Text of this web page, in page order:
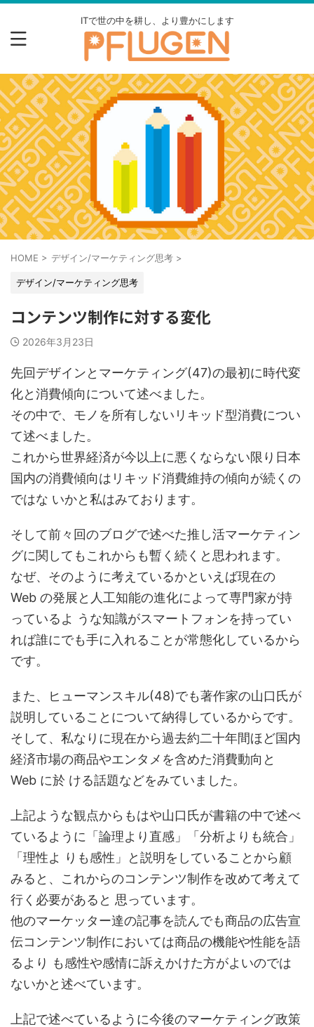
ITで世の中を耕し、より豊かにします
HOME > デザイン/マーケティング思考 >
デザイン/マーケティング思考
コンテンツ制作に対する変化
2026年3月23日
先回デザインとマーケティング(47)の最初に時代変
化と消費傾向について述べました。
その中で、モノを所有しないリキッド型消費につい
て述べました。
これから世界経済が今以上に悪くならない限り日本
国内の消費傾向はリキッド消費維持の傾向が続くの
ではな いかと私はみております。
そして前々回のブログで述べた推し活マーケティン
グに関してもこれからも暫く続くと思われます。
なぜ、そのように考えているかといえば現在の
Web の発展と人工知能の進化によって専門家が持
っているよ うな知識がスマートフォンを持ってい
れば誰にでも手に入れることが常態化しているから
です。
また、ヒューマンスキル(48)でも著作家の山口氏が
説明していることについて納得しているからです。
そして、私なりに現在から過去約二十年間ほど国内
経済市場の商品やエンタメを含めた消費動向と
Web に於 ける話題などをみていました。
上記ような観点からもはや山口氏が書籍の中で述べ
ているように「論理より直感」「分析よりも統合」
「理性よ りも感性」と説明をしていることから顧
みると、これからのコンテンツ制作を改めて考えて
行く必要があると 思っています。
他のマーケッター達の記事を読んでも商品の広告宣
伝コンテンツ制作においては商品の機能や性能を語
るより も感性や感情に訴えかけた方がよいのでは
ないかと述べています。
上記で述べているように今後のマーケティング政策